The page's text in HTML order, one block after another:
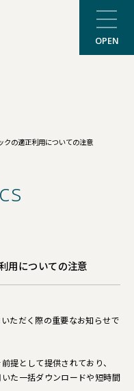
OPEN
クの適正利用についての注意
用についての注意
ただく際の重要なお知らせで
提として提供されており、
た一括ダウンロードや短時間